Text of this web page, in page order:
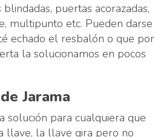
blindadas, puertas acorazadas,
multipunto etc. Pueden darse
echado el resbalón o que por
la solucionamos en pocos
Jarama
solución para cualquiera que
llave, la llave gira pero no